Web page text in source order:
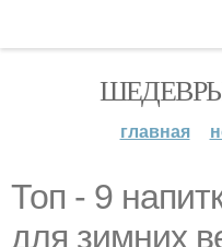
главная
Топ - 9
для зимних